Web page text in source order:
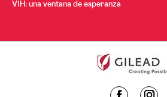
VIH: una ventana de esperanza